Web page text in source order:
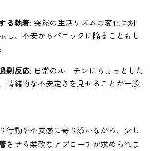
る執着: 突然の生活リズムの変化に対
し、不安からパニックに陥ることもし
剰反応: 日常のルーチンにちょっとした
情緒的な不安定さを見せることが一般
行動や不安感に寄り添いながら、少し
させる柔軟なアプローチが求められま